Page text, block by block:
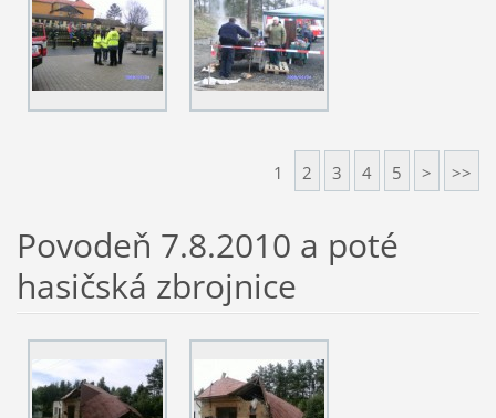
1 2 3 4 5 > >>
Povodeň 7.8.2010 a poté
hasičská zbrojnice